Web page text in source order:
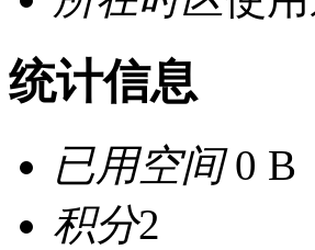
统计信息
已用空间0 B
积分2